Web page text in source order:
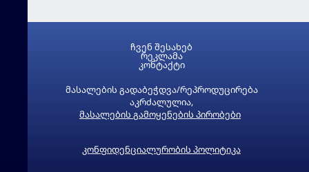
მასალების გადაბეჭდვა/რეპროდუცირება
აკრძალულია,
მასალების გამოყენების პირობები
კონფიდენციალურობის პოლიტიკა
ჩვენ შესახებ
რეკლამა
კონტაქტი